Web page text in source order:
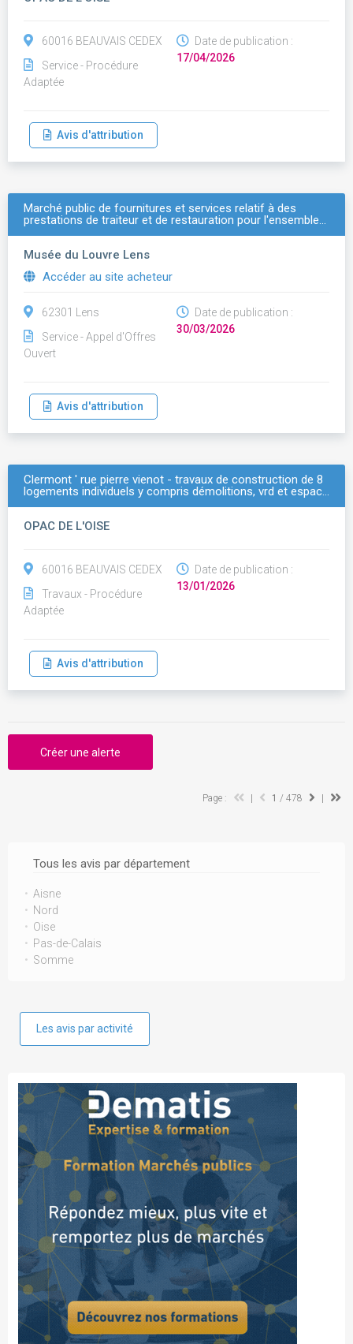
Tous les avis par département
Aisne
Nord
Oise
Pas-de-Calais
Somme
Les avis par activité
60016 BEAUVAIS CEDEX
Service - Procédure
Adaptée
Date de publication :
17/04/2026
Avis d'attribution
Marché public de fournitures et services relatif à des
prestations de traiteur et de restauration pour l'ensemble…
Musée du Louvre Lens
Accéder au site acheteur
62301 Lens
Service - Appel d'Offres
Ouvert
Date de publication :
30/03/2026
Avis d'attribution
Clermont ' rue pierre vienot - travaux de construction de 8
logements individuels y compris démolitions, vrd et espac…
OPAC DE L'OISE
60016 BEAUVAIS CEDEX
Travaux - Procédure
Adaptée
Date de publication :
13/01/2026
Avis d'attribution
Créer une alerte
Page : 1 / 478